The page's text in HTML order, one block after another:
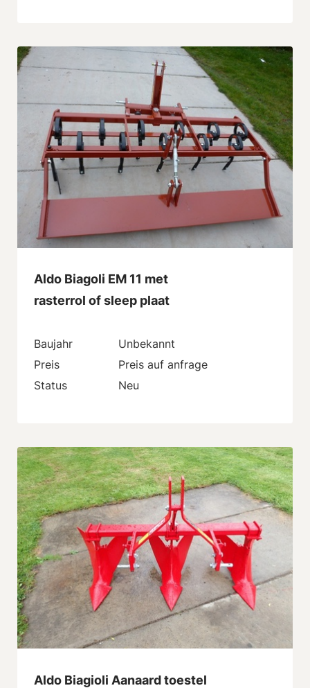
Aldo Biagoli EM 11 met
rasterrol of sleep plaat
Baujahr
Unbekannt
Preis
Preis auf anfrage
Status
Neu
Aldo Biagioli Aanaard toestel